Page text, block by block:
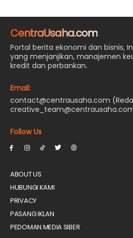
CentraUsaha.com
Portal berita ekonomi dan bisnis,
yang menjanjikan, manajemen
kredit dan perbankan.
Email:
contact@centrausaha.com
Follow Us
ABOUT US
HUBUNGI KAMI
PRIVACY
PASANG IKLAN
PEDOMAN MEDIA SIBER